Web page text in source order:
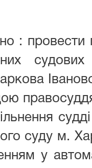
: провести
суду м.
у